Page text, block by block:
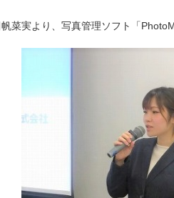
菜実より、写真管理ソフト「